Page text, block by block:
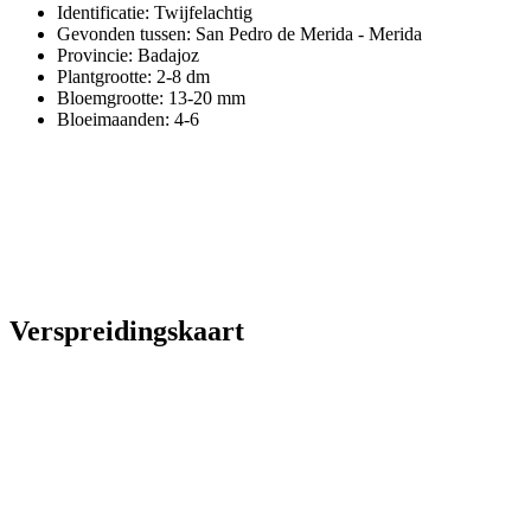
Identificatie: Twijfelachtig
Gevonden tussen: San Pedro de Merida - Merida
Provincie: Badajoz
Plantgrootte: 2-8 dm
Bloemgrootte: 13-20 mm
Bloeimaanden: 4-6
Verspreidingskaart